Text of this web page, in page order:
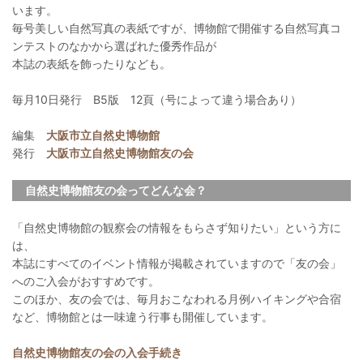
います。
毎号美しい自然写真の表紙ですが、博物館で開催する自然写真コ
ンテストのなかから選ばれた優秀作品が
本誌の表紙を飾ったりなども。
毎月10日発行 B5版 12頁（号によって違う場合あり）
編集 大阪市立自然史博物館
発行 大阪市立自然史博物館友の会
自然史博物館友の会ってどんな会？
「自然史博物館の観察会の情報をもらさず知りたい」という方に
は、
本誌にすべてのイベント情報が掲載されていますので「友の会」
へのご入会がおすすめです。
このほか、友の会では、毎月おこなわれる月例ハイキングや合宿
など、博物館とは一味違う行事も開催しています。
自然史博物館友の会の入会手続き